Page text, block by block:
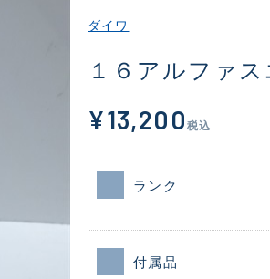
ダイワ
１６アルファ
¥13,200 税込
ランク
付属品